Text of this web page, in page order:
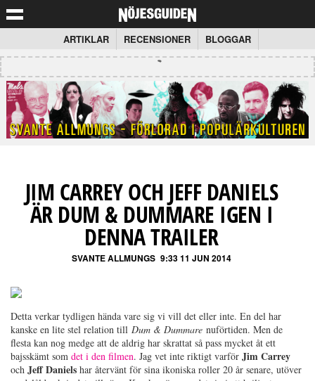
ARTIKLAR RECENSIONER BLOGGAR
JIM CARREY OCH JEFF DANIELS
ÄR DUM & DUMMARE IGEN I
DENNA TRAILER
SVANTE ALLMUNGS 9:33 11 JUN 2014
Detta verkar tydligen hända vare sig vi vill det eller inte. En del har
kanske en lite stel relation till Dum & Dummare nuförtiden. Men de
flesta kan nog medge att de aldrig har skrattat så pass mycket åt ett
bajsskämt som det i den filmen. Jag vet inte riktigt varför Jim Carrey
och Jeff Daniels har återvänt för sina ikoniska roller 20 år senare, utöver